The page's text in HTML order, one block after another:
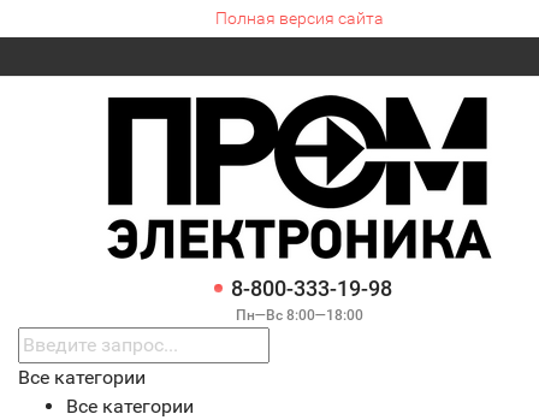
Полная версия сайта
8-800-333-19-98
Пн—Вс 8:00—18:00
Все категории
Все категории